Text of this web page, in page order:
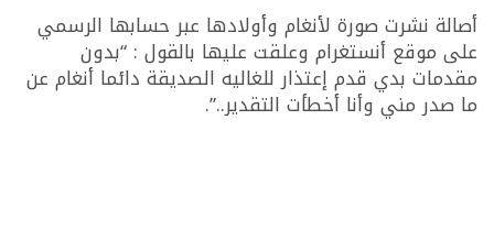
أصالة نشرت صورة لأنغام وأولادها عبر حسابها الرسمي
على موقع أنستغرام وعلقت عليها بالقول : “بدون
مقدمات بدي قدم إعتذار للغاليه الصديقة دائما أنغام عن
ما صدر مني وأنا أخطأت التقدير..”.